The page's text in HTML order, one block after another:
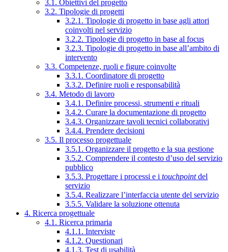
3.1. Obiettivi del progetto
3.2. Tipologie di progetti
3.2.1. Tipologie di progetto in base agli attori
coinvolti nel servizio
3.2.2. Tipologie di progetto in base al focus
3.2.3. Tipologie di progetto in base all’ambito di
intervento
3.3. Competenze, ruoli e figure coinvolte
3.3.1. Coordinatore di progetto
3.3.2. Definire ruoli e responsabilità
3.4. Metodo di lavoro
3.4.1. Definire processi, strumenti e rituali
3.4.2. Curare la documentazione di progetto
3.4.3. Organizzare tavoli tecnici collaborativi
3.4.4. Prendere decisioni
3.5. Il processo progettuale
3.5.1. Organizzare il progetto e la sua gestione
3.5.2. Comprendere il contesto d’uso del servizio
pubblico
3.5.3. Progettare i processi e i touchpointdel
servizio
3.5.4. Realizzare l’interfaccia utente del servizio
3.5.5. Validare la soluzione ottenuta
4. Ricerca progettuale
4.1. Ricerca primaria
4.1.1. Interviste
4.1.2. Questionari
4.1.3. Test di usabilità